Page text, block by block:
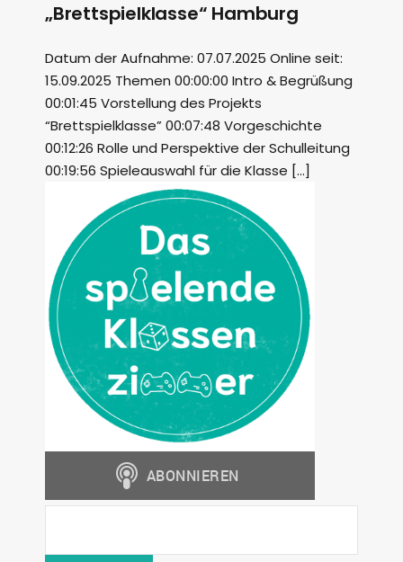
„Brettspielklasse“ Hamburg
Datum der Aufnahme: 07.07.2025 Online seit:
15.09.2025 Themen 00:00:00 Intro & Begrüßung
00:01:45 Vorstellung des Projekts
“Brettspielklasse” 00:07:48 Vorgeschichte
00:12:26 Rolle und Perspektive der Schulleitung
00:19:56 Spieleauswahl für die Klasse […]